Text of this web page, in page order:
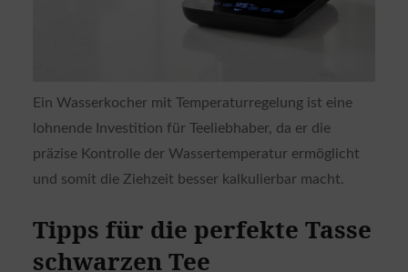
Ein Wasserkocher mit Temperaturregelung ist eine
lohnende Investition für Teeliebhaber, da er die
präzise Kontrolle der Wassertemperatur ermöglicht
und somit die Ziehzeit besser kalkulierbar macht.
Tipps für die perfekte Tasse
schwarzen Tee